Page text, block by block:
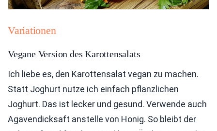
Variationen
Vegane Version des Karottensalats
Ich liebe es, den Karottensalat vegan zu machen.
Statt Joghurt nutze ich einfach pflanzlichen
Joghurt. Das ist lecker und gesund. Verwende auch
Agavendicksaft anstelle von Honig. So bleibt der